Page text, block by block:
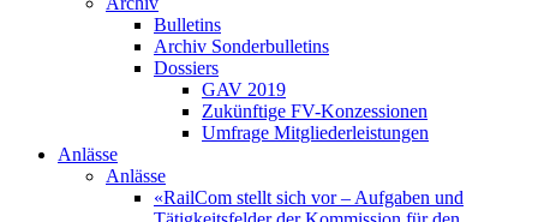
Bulletins
Archiv Sonderbulletins
Dossiers
GAV 2019
Zukünftige FV-Konzessionen
Umfrage Mitgliederleistungen
Anlässe
Anlässe
«RailCom stellt sich vor – Aufgaben und